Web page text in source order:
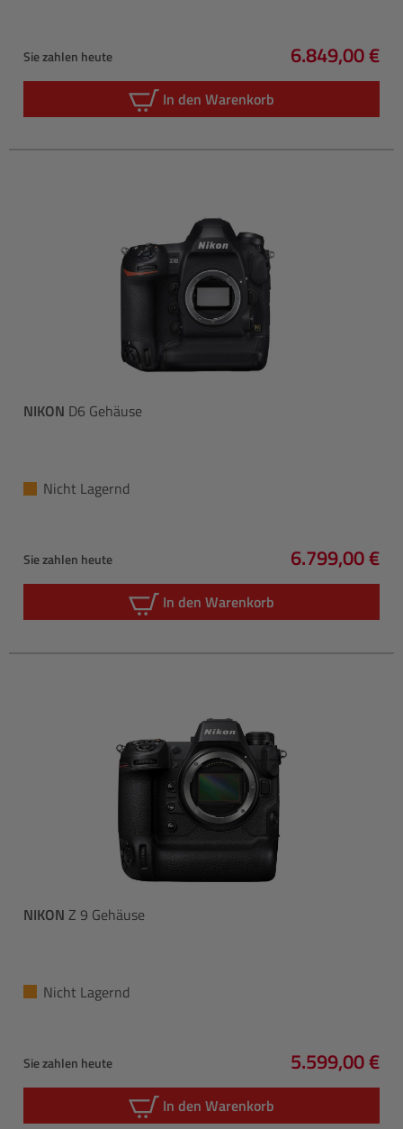
Sie zahlen heute
Regulärer
6.849,00 €
In den Warenkorb
NIKON D6 Gehäuse
Nicht Lagernd
Sie zahlen heute
Regulärer
6.799,00 €
In den Warenkorb
NIKON Z 9 Gehäuse
Nicht Lagernd
Sie zahlen heute
Regulärer
5.599,00 €
In den Warenkorb